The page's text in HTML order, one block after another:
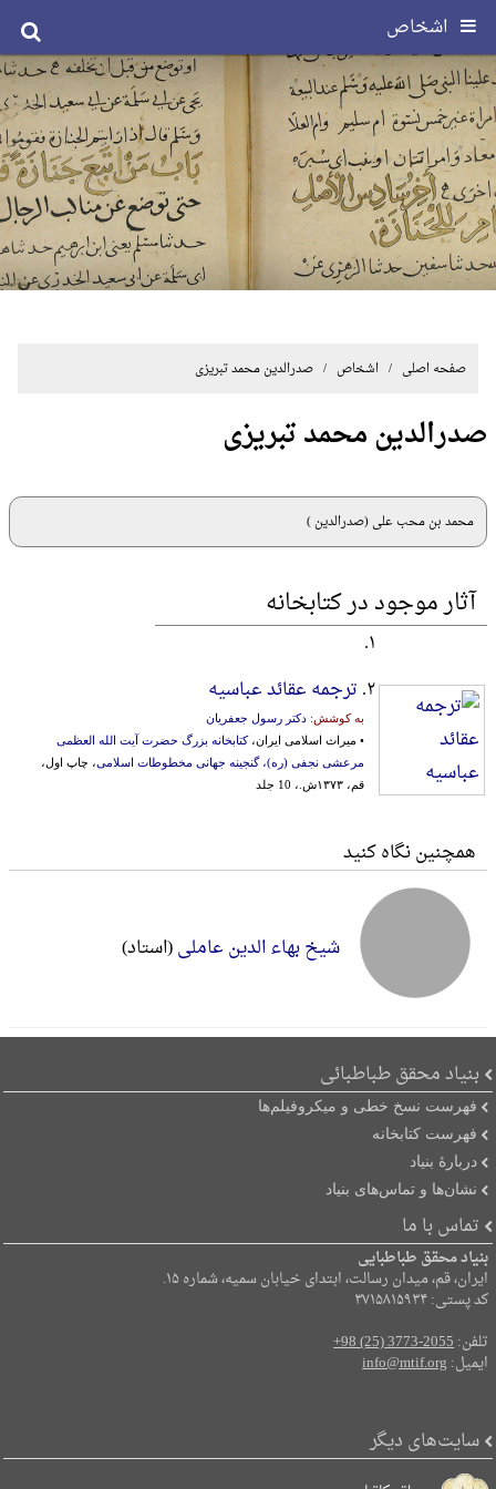
اشخاص
صفحه اصلی / اشخاص / صدرالدین محمد تبریزی
صدرالدین محمد تبریزی
محمد بن محب علی (صدرالدین )
آثار موجود در کتابخانه
۱.
۲. ترجمه عقائد عباسیه
به کوشش: دکتر رسول جعفریان
• میراث اسلامی ایران،کتابخانه بزرگ حضرت آیت الله العظمی
مرعشی نجفی (ره)، گنجینه جهانی مخطوطات اسلامی، چاپ اول،
قم، ۱۳۷۳ش.، 10 جلد
همچنین نگاه کنید
شیخ بهاء الدین عاملی(استاد)
بنیاد محقق طباطبائی
فهرست نسخ خطی و میکروفیلم‌ها
فهرست کتابخانه
دربارۀ بنیاد
نشان‌ها و تماس‌های بنیاد
تماس با ما
بنیاد محقق طباطبایی
ایران، قم، میدان رسالت، ابتدای خیابان سمیه، شماره ۱۵.
کد پستی: ۳۷۱۵۸۱۵۹۳۴
تلفن:+98 (25) 3773-2055
ایمیل:info@mtif.org
سایت‌های دیگر